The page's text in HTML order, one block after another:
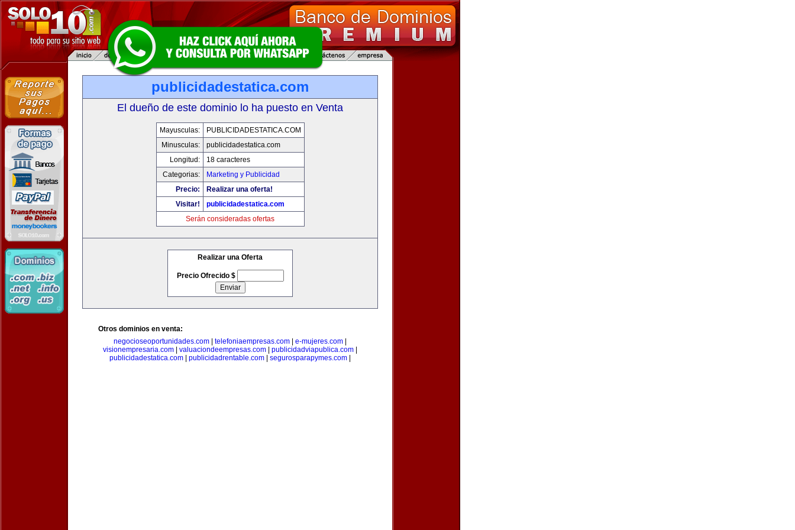
publicidadestatica.com
El dueño de este dominio lo ha puesto en Venta
Mayusculas:
PUBLICIDADESTATICA.COM
Minusculas:
publicidadestatica.com
Longitud:
18 caracteres
Categorias:
Marketing y Publicidad
Precio:
Realizar una oferta!
Visitar!
publicidadestatica.com
Serán consideradas ofertas
Realizar una Oferta
Precio Ofrecido $
Otros dominios en venta:
negocioseoportunidades.com
telefoniaempresas.com e-mujeres.com
visionempresaria.com
valuaciondeempresas.com publicidadviapublica.com
publicidadestatica.com
publicidadrentable.com segurosparapymes.com